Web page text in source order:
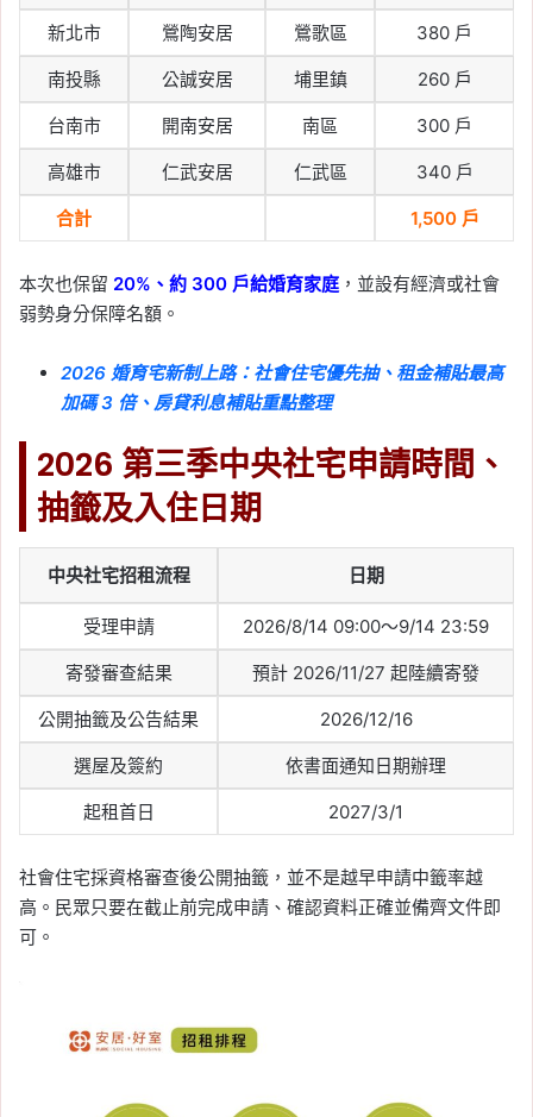
新北市 鶯陶安居 鶯歌區 380 戶
南投縣 公誠安居 埔里鎮 260 戶
台南市 開南安居 南區 300 戶
高雄市 仁武安居 仁武區 340 戶
合計 1,500 戶
本次也保留 20%、約 300 戶給婚育家庭 ，並設有經濟或社會
弱勢身分保障名額。
2026 婚育宅新制上路：社會住宅優先抽、租金補貼最高
加碼 3 倍、房貸利息補貼重點整理
2026 第三季中央社宅申請時間、
抽籤及入住日期
中央社宅招租流程 日期
受理申請 2026/8/14 09:00～9/14 23:59
寄發審查結果 預計 2026/11/27 起陸續寄發
公開抽籤及公告結果 2026/12/16
選屋及簽約 依書面通知日期辦理
起租首日 2027/3/1
社會住宅採資格審查後公開抽籤，並不是越早申請中籤率越
高。民眾只要在截止前完成申請、確認資料正確並備齊文件即
可。